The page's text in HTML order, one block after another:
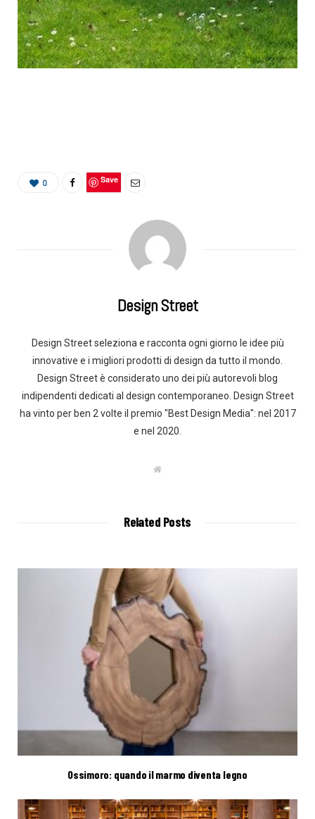
0 Save
Design Street
Design Street seleziona e racconta ogni giorno le idee più
innovative e i migliori prodotti di design da tutto il mondo.
Design Street è considerato uno dei più autorevoli blog
indipendenti dedicati al design contemporaneo. Design Street
ha vinto per ben 2 volte il premio "Best Design Media": nel 2017
e nel 2020.
W
Related Posts
Ossimoro: quando il marmo diventa legno